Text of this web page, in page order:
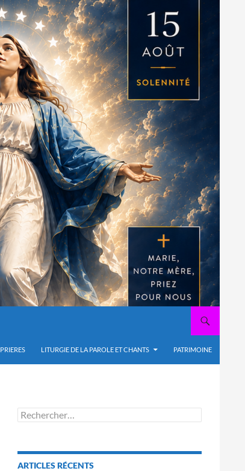
PRIERES LITURGIE DE LA PAROLE ET CHANTS PATRIMOINE
Rechercher :
ARTICLES RÉCENTS